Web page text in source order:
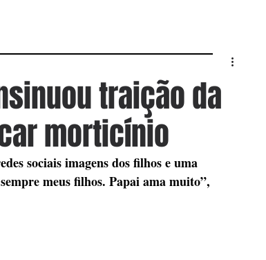
traição da
morticínio
sociais imagens dos filhos e uma
meus filhos. Papai ama muito”,